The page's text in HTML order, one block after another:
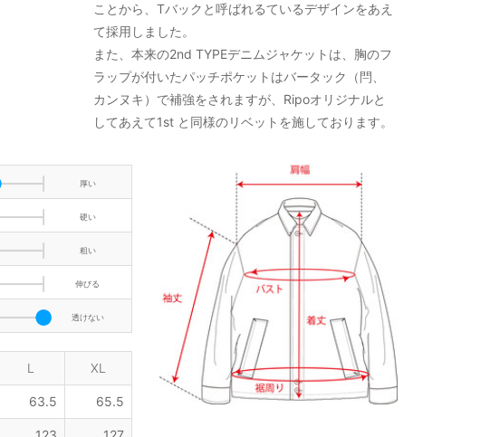
ことから、Tバックと呼ばれるているデザインをあえ
て採用しました。
また、本来の2nd TYPEデニムジャケットは、胸のフ
ラップが付いたパッチポケットはバータック（閂、
カンヌキ）で補強をされますが、Ripoオリジナルと
してあえて1st と同様のリベットを施しております。
厚い
硬い
粗い
伸びる
透けない
L XL
63.5 65.5